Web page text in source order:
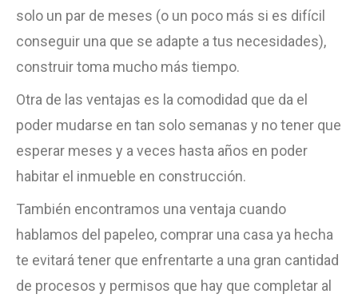
solo un par de meses (o un poco más si es difícil
conseguir una que se adapte a tus necesidades),
construir toma mucho más tiempo.
Otra de las ventajas es la comodidad que da el
poder mudarse en tan solo semanas y no tener que
esperar meses y a veces hasta años en poder
habitar el inmueble en construcción.
También encontramos una ventaja cuando
hablamos del papeleo, comprar una casa ya hecha
te evitará tener que enfrentarte a una gran cantidad
de procesos y permisos que hay que completar al